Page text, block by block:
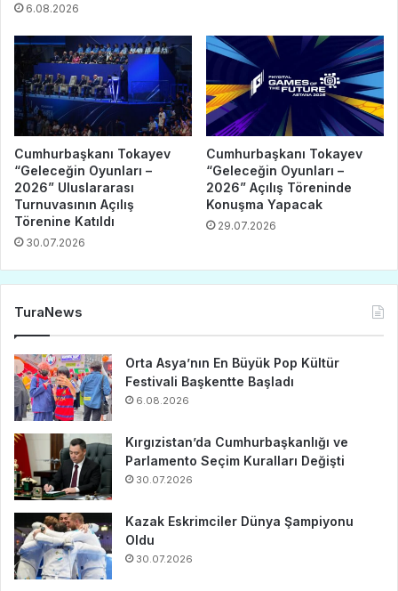
6.08.2026
Cumhurbaşkanı Tokayev
“Geleceğin Oyunları –
2026” Uluslararası
Turnuvasının Açılış
Törenine Katıldı
30.07.2026
Cumhurbaşkanı Tokayev
“Geleceğin Oyunları –
2026” Açılış Töreninde
Konuşma Yapacak
29.07.2026
TuraNews
Orta Asya’nın En Büyük Pop Kültür
Festivali Başkentte Başladı
6.08.2026
Kırgızistan’da Cumhurbaşkanlığı ve
Parlamento Seçim Kuralları Değişti
30.07.2026
Kazak Eskrimciler Dünya Şampiyonu
Oldu
30.07.2026